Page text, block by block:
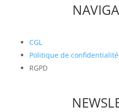
CGL
Politique de confidentialité
RGPD